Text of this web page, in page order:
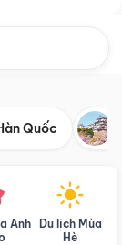
Quốc
Anh
Du lịch Mùa
Hè